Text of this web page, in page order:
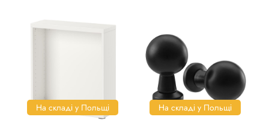
На складі у Польщі На складі у Польщі